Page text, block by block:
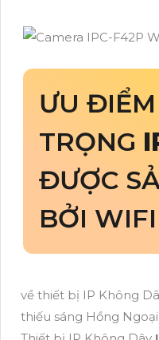
ƯU
TRỌNG
ĐƯỢC
BỞI
về thiết bị IP Không
thiếu sáng Hồng